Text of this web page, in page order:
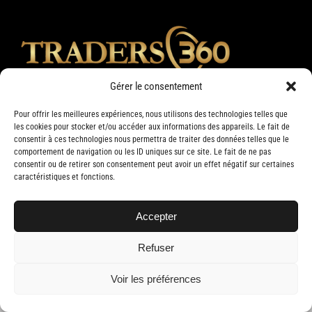
Gérer le consentement
Pour offrir les meilleures expériences, nous utilisons des technologies telles que
les cookies pour stocker et/ou accéder aux informations des appareils. Le fait de
consentir à ces technologies nous permettra de traiter des données telles que le
comportement de navigation ou les ID uniques sur ce site. Le fait de ne pas
consentir ou de retirer son consentement peut avoir un effet négatif sur certaines
caractéristiques et fonctions.
Accepter
Refuser
Voir les préférences
Copyright 2019 Traders 360 | Tous droits réservés | Conception web par
Delisoft